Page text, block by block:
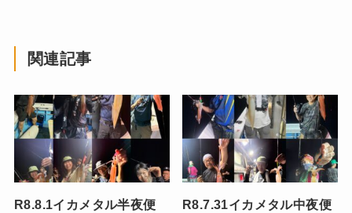
関連記事
R8.8.1イカメタル半夜便 R8.7.31イカメタル中夜便